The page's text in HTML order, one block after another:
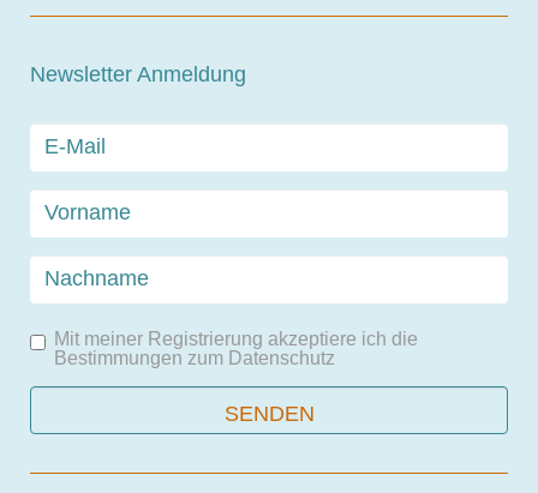
Newsletter Anmeldung
Mit meiner Registrierung akzeptiere ich die
Bestimmungen zum Datenschutz